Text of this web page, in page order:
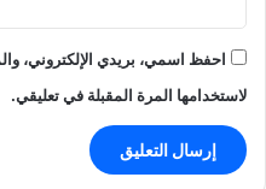
احفظ اسمي، بريدي الإلكتروني،
لاستخدامها المرة المقبلة في تعليقي.